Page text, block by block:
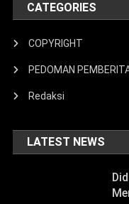
CATEGORIES
COPYRIGHT
PEDOMAN
Redaksi
LATEST NEWS